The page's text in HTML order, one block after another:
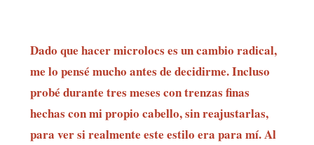
Dado que hacer microlocs es un cambio radical,
me lo pensé mucho antes de decidirme. Incluso
probé durante tres meses con trenzas finas
hechas con mi propio cabello, sin reajustarlas,
para ver si realmente este estilo era para mí. Al